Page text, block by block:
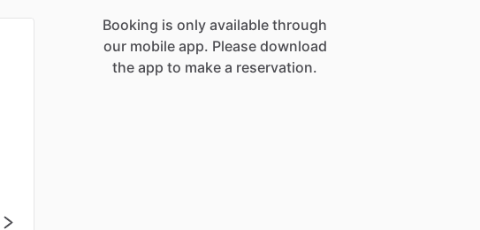
Booking is only available through
our mobile app. Please download
the app to make a reservation.